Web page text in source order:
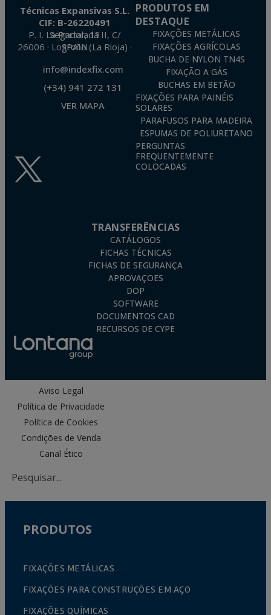
Técnicas Expansivas S.L.
CIF: B-26220491
P. I. La Portalada II, C/ Segador, 13
26006 · Logroño (La Rioja) · SPAIN
info@indexfix.com
(+34) 941 272 131
VER MAPA
PRODUTOS EM
DESTAQUE
FIXAÇÕES METÁLICAS
FIXAÇÕES AGRÍCOLAS
BUCHA DE NYLON TN4S
FIXAÇÃO A GÁS
BUCHAS EM BETÃO
FIXAÇÕES PARA PAINÉIS
SOLARES
PARAFUSOS PARA MADEIRA
ESPUMAS DE POLIURETANO
PERGUNTAS
FREQUENTEMENTE
COLOCADAS
TRANSFERÊNCIAS
CATÁLOGOS
FICHAS TÉCNICAS
FICHAS DE SEGURANÇA
APROVAÇOES
DOP
SOFTWARE
DOCUMENTOS CAD
RECURSOS DE CYPE
Aviso Legal
Política de Privacidade
Política de Cookies
Condições de Venda
Canal Ético
PRODUTOS
FIXAÇÕES METÁLICAS
FIXAÇÕES PARA CONSTRUÇÕES EM AÇO
FIXAÇÕES QUÍMICAS